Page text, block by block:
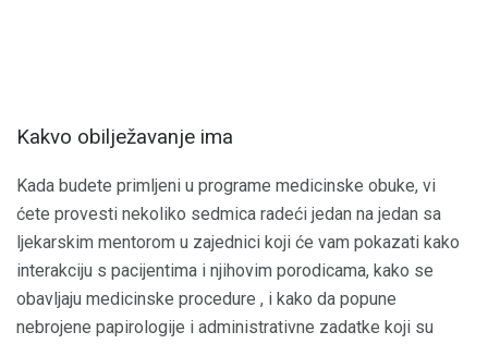
Kakvo obilježavanje ima
Kada budete primljeni u programe medicinske obuke, vi
ćete provesti nekoliko sedmica radeći jedan na jedan sa
ljekarskim mentorom u zajednici koji će vam pokazati kako
interakciju s pacijentima i njihovim porodicama, kako se
obavljaju medicinske procedure , i kako da popune
nebrojene papirologije i administrativne zadatke koji su